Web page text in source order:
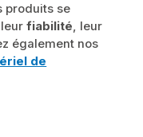
produits se
leurfiabilité, leur
également nos
de